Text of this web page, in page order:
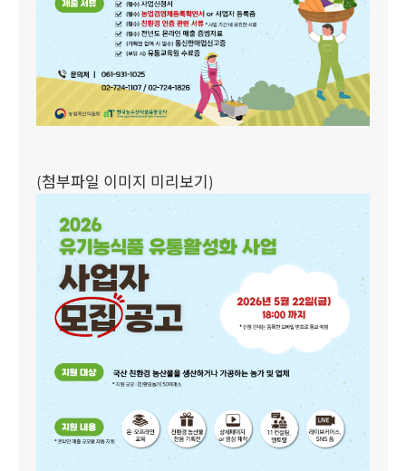
(첨부파일 이미지 미리보기)